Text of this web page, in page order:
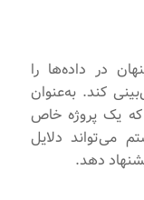
در داده‌ها را
کند. به‌عنوان
که یک پروژه خاص
می‌تواند دلایل
دهد.